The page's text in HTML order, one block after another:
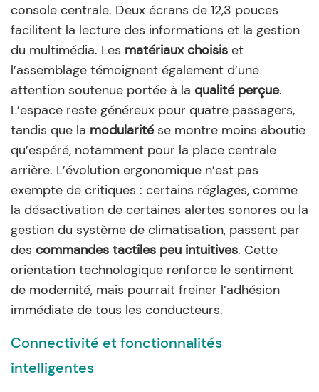
console centrale. Deux écrans de 12,3 pouces
facilitent la lecture des informations et la gestion
du multimédia. Les matériaux choisis et
l’assemblage témoignent également d’une
attention soutenue portée à la qualité perçue.
L’espace reste généreux pour quatre passagers,
tandis que la modularitése montre moins aboutie
qu’espéré, notamment pour la place centrale
arrière. L’évolution ergonomique n’est pas
exempte de critiques : certains réglages, comme
la désactivation de certaines alertes sonores ou la
gestion du système de climatisation, passent par
des commandes tactiles peu intuitives. Cette
orientation technologique renforce le sentiment
de modernité, mais pourrait freiner l’adhésion
immédiate de tous les conducteurs.
Connectivité et fonctionnalités
intelligentes